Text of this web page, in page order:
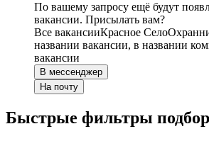
По вашему запросу ещё будут
вакансии. Присылать вам?
Все вакансииКрасное Село
названии вакансии, в названии
вакансии
В мессенджер
На почту
Быстрые фильтры